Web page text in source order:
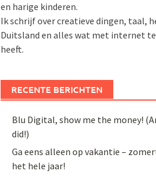
en harige kinderen.
Ik schrijf over creatieve dingen, taal,
Duitsland en alles wat met internet
heeft.
RECENTE BERICHTEN
Blu Digital, show me the money!
did!)
Ga eens alleen op vakantie –
het hele jaar!